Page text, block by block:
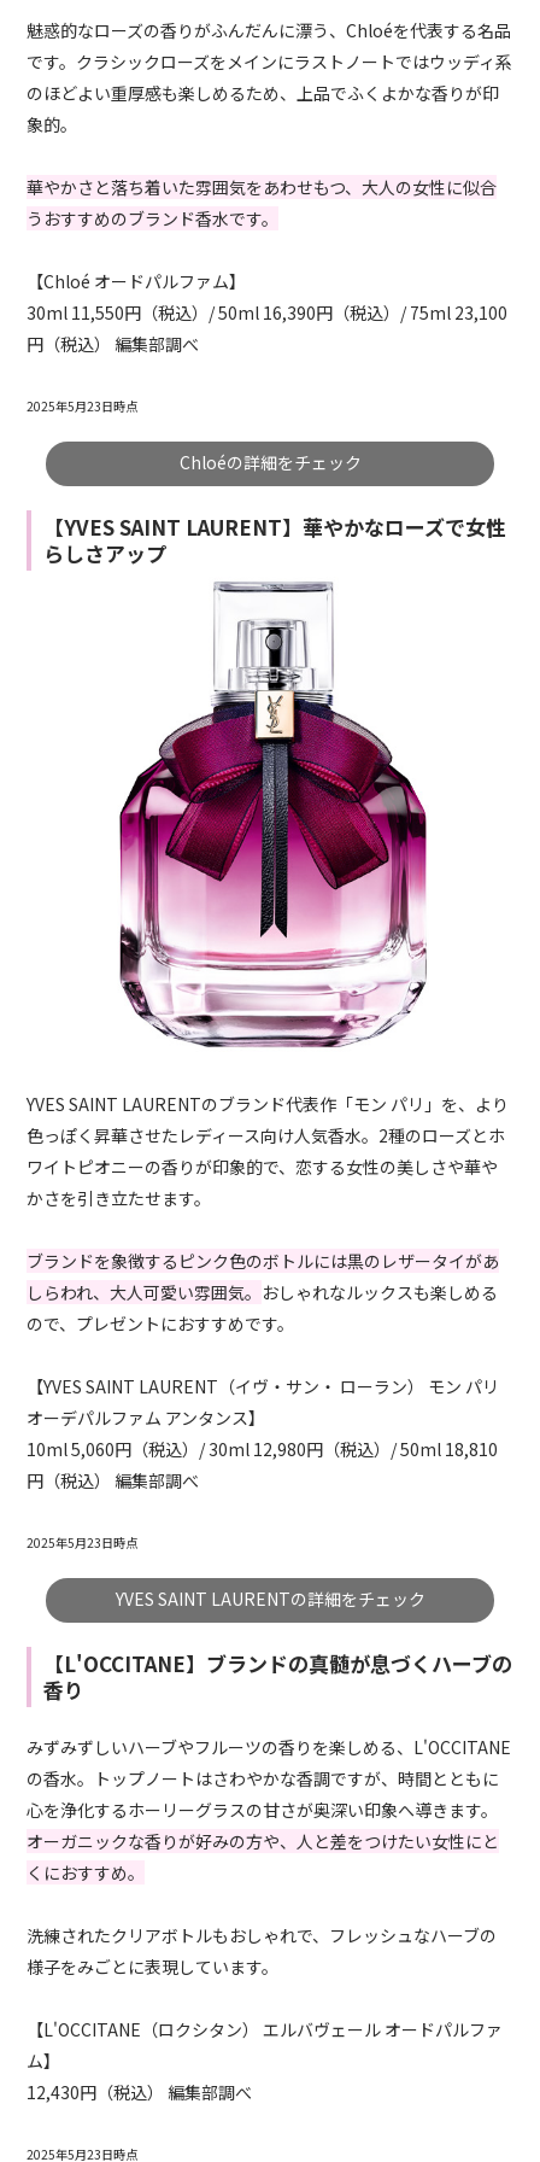
魅惑的なローズの香りがふんだんに漂う、Chloéを代表する名品
です。クラシックローズをメインにラストノートではウッディ系
のほどよい重厚感も楽しめるため、上品でふくよかな香りが印
象的。
華やかさと落ち着いた雰囲気をあわせもつ、大人の女性に似合
うおすすめのブランド香水です。
【Chloé オードパルファム】
30ml 11,550円（税込）/ 50ml 16,390円（税込）/ 75ml 23,100
円（税込） 編集部調べ
2025年5月23日時点
Chloéの詳細をチェック
【YVES SAINT LAURENT】華やかなローズで女性
らしさアップ
YVES SAINT LAURENTのブランド代表作「モン パリ」を、より
色っぽく昇華させたレディース向け人気香水。2種のローズとホ
ワイトピオニーの香りが印象的で、恋する女性の美しさや華や
かさを引き立たせます。
ブランドを象徴するピンク色のボトルには黒のレザータイがあ
しらわれ、大人可愛い雰囲気。 おしゃれなルックスも楽しめる
ので、プレゼントにおすすめです。
【YVES SAINT LAURENT（イヴ・サン・ ローラン） モン パリ
オーデパルファム アンタンス】
10ml 5,060円（税込）/ 30ml 12,980円（税込）/ 50ml 18,810
円（税込） 編集部調べ
2025年5月23日時点
YVES SAINT LAURENTの詳細をチェック
【L'OCCITANE】ブランドの真髄が息づくハーブの
香り
みずみずしいハーブやフルーツの香りを楽しめる、L'OCCITANE
の香水。トップノートはさわやかな香調ですが、時間とともに
心を浄化するホーリーグラスの甘さが奥深い印象へ導きます。
オーガニックな香りが好みの方や、人と差をつけたい女性にと
くにおすすめ。
洗練されたクリアボトルもおしゃれで、フレッシュなハーブの
様子をみごとに表現しています。
【L'OCCITANE（ロクシタン） エルバヴェール オードパルファ
ム】
12,430円（税込） 編集部調べ
2025年5月23日時点